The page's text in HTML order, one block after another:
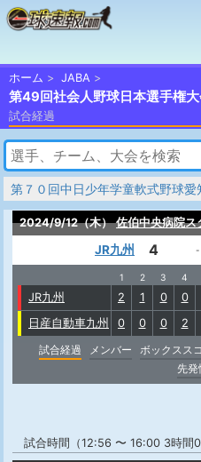
ホーム JABA
第49回社会人野球日本選手権
試合経過
第７０回中日少年学童軟式野球
2024/9/12（木） 佐伯中央病院ス
JR九州 4 -
1 2 3 4
JR九州 2 1 0 0
日産自動車九州
0 0 0 2
試合経過
メンバー ボックスス
先発
試合時間（12:56 〜 16:00 3時間